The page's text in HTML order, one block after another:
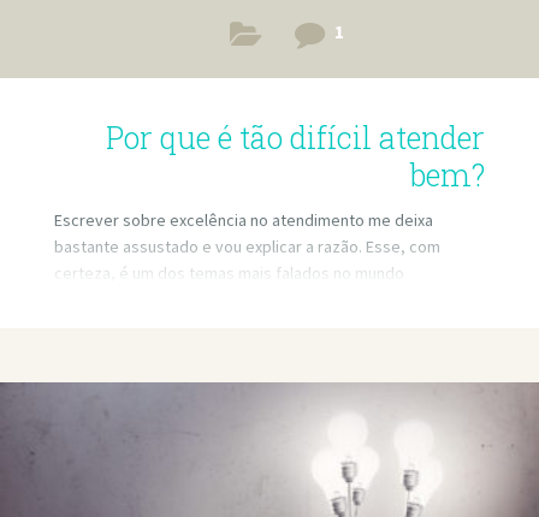
1
Por que é tão difícil atender
bem?
Escrever sobre excelência no atendimento me deixa
bastante assustado e vou explicar a razão. Esse, com
certeza, é um dos temas mais falados no mundo
em todo o Brasil.